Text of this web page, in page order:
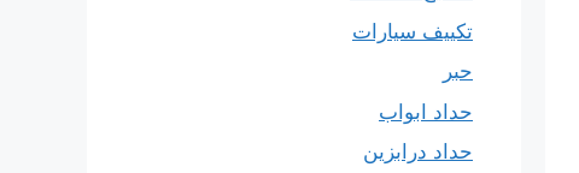
تكييف سيارات
حبر
حداد ابواب
حداد درابزين